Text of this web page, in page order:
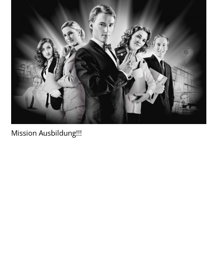
Mission Ausbildung!!!